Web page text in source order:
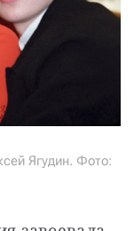
Ягудин. Фото: